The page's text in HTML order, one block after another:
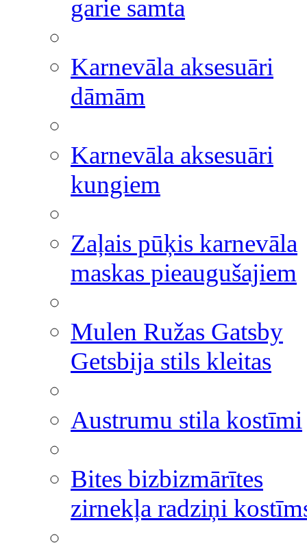
garie samta
Karnevāla aksesuāri
dāmām
Karnevāla aksesuāri
kungiem
Zaļais pūķis karnevāla
maskas pieaugušajiem
Mulen Ružas Gatsby
Getsbija stils kleitas
Austrumu stila kostīmi
Bites bizbizmārītes
zirnekļa radziņi